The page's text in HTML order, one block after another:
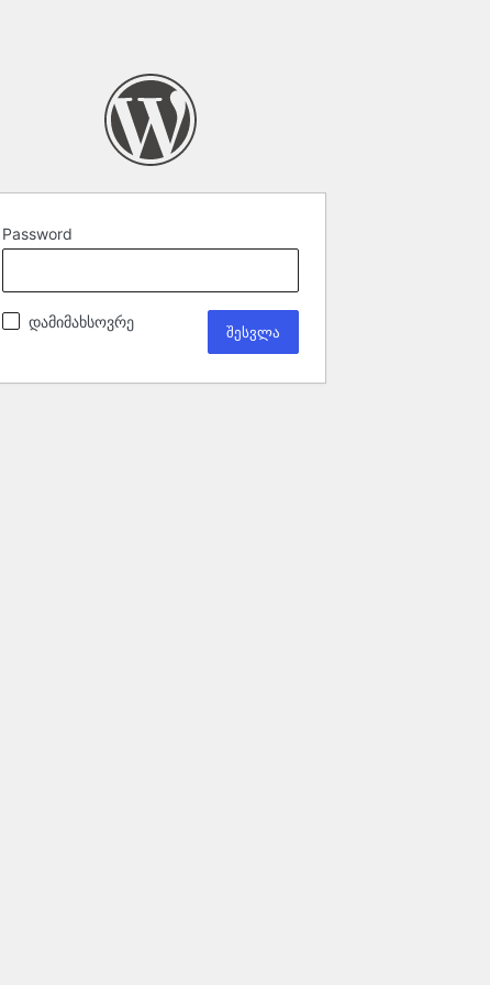
Password
დამიმახსოვრე